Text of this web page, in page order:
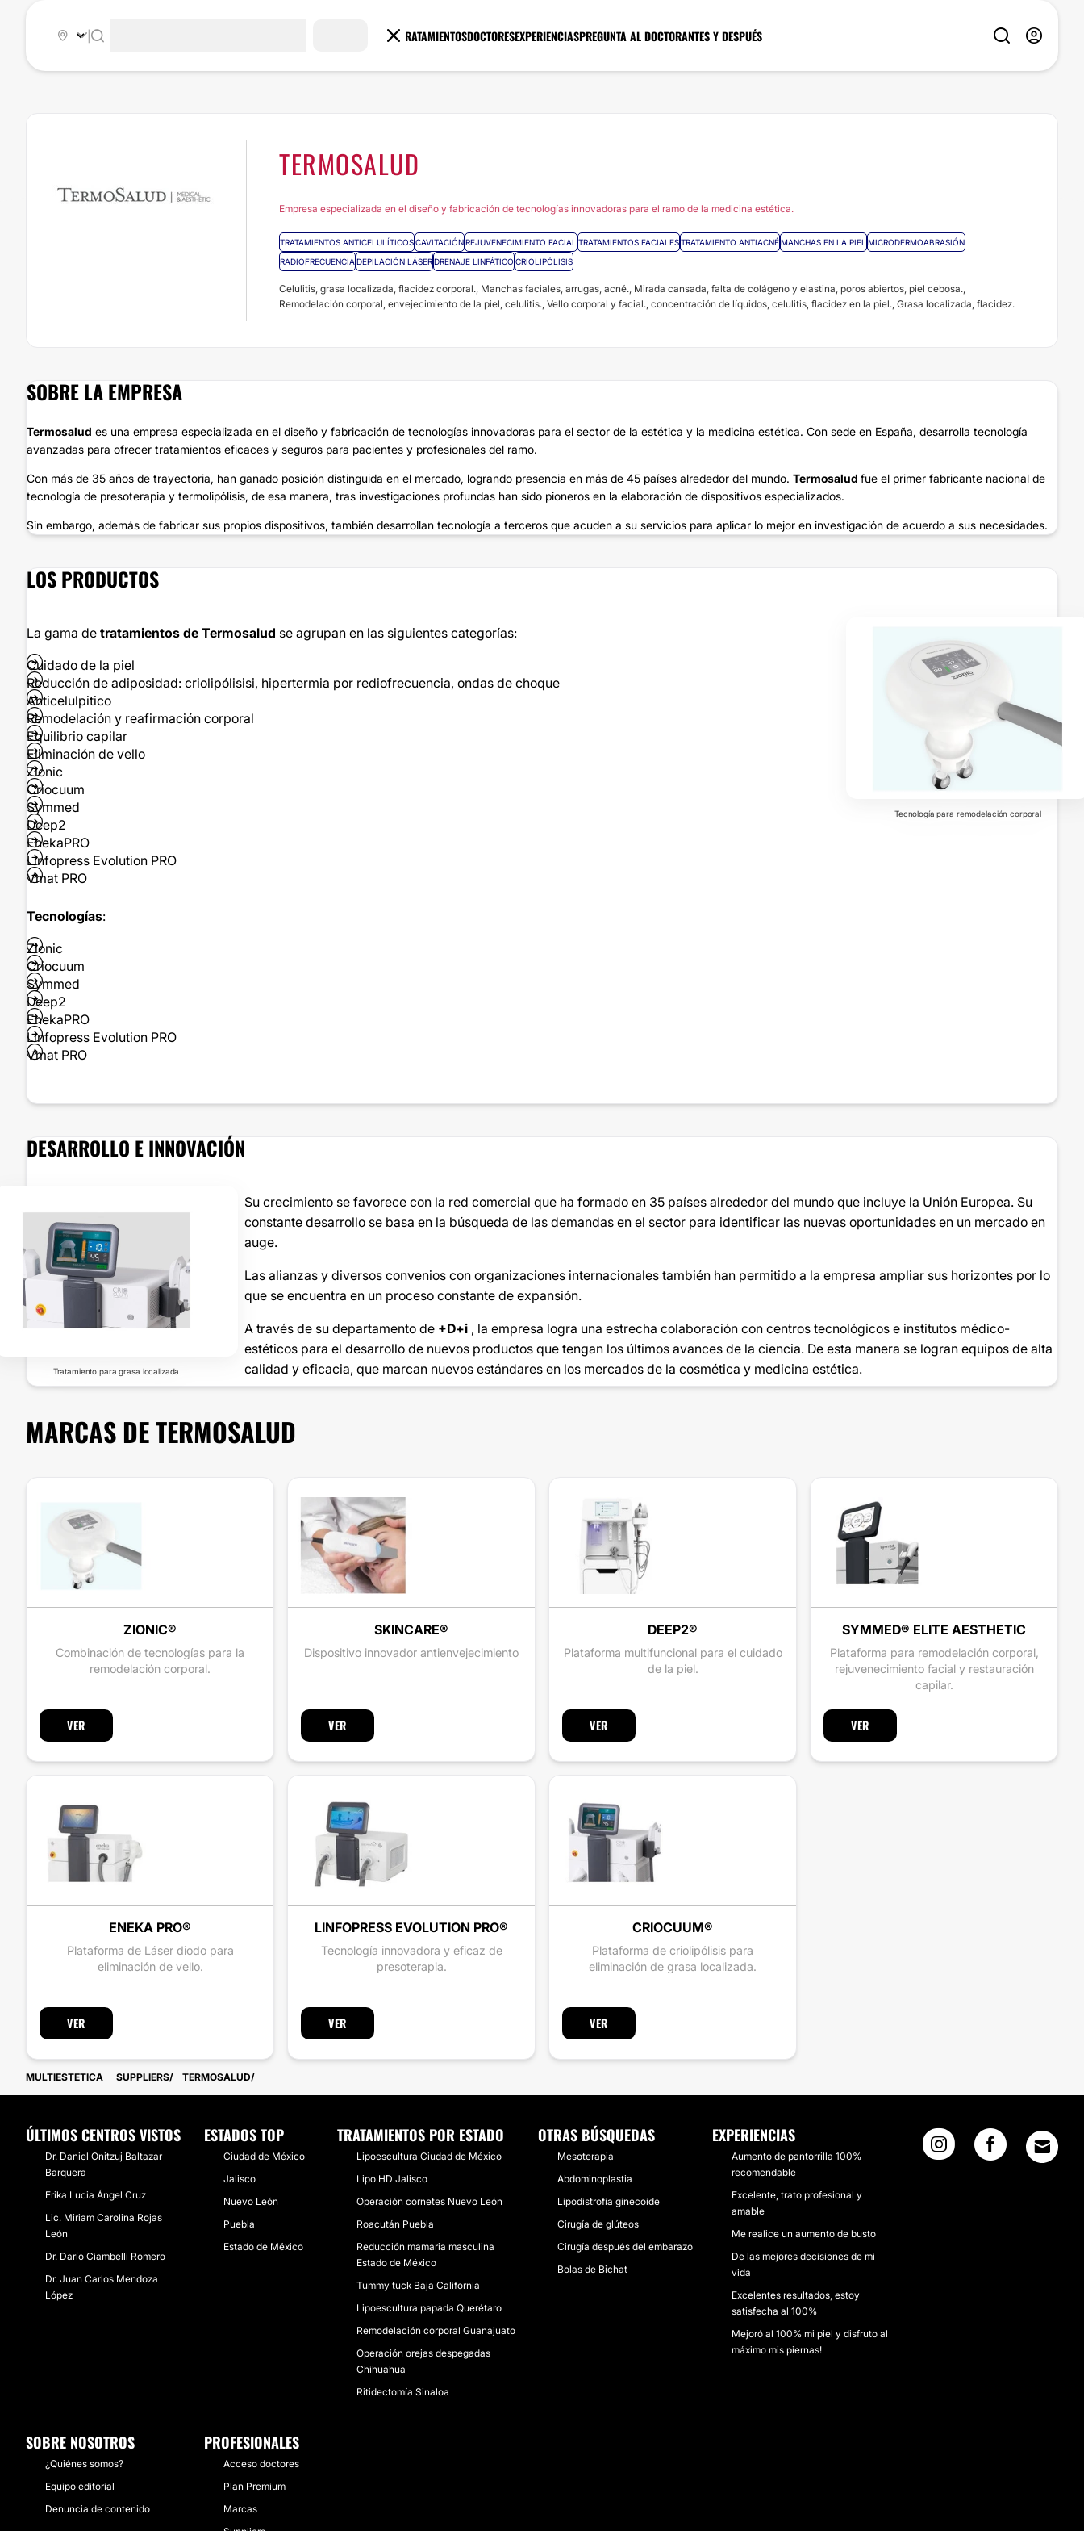
TRATAMIENTOSDOCTORESEXPERIENCIASPREGUNTA AL DOCTORANTES Y DESPUÉS
TERMOSALUD
Empresa especializada en el diseño y fabricación de tecnologías innovadoras para el ramo de la medicina estética.
TRATAMIENTOS ANTICELULÍTICOSCAVITACIÓNREJUVENECIMIENTO FACIAL TRATAMIENTOS FACIALESTRATAMIENTO ANTIACNÉMANCHAS EN LA PIEL MICRODERMOABRASIÓN
RADIOFRECUENCIA DEPILACIÓN LÁSERDRENAJE LINFÁTICO CRIOLIPÓLISIS
Celulitis, grasa localizada, flacidez corporal., Manchas faciales, arrugas, acné., Mirada cansada, falta de colágeno y elastina, poros abiertos, piel cebosa.,
Remodelación corporal, envejecimiento de la piel, celulitis., Vello corporal y facial., concentración de líquidos, celulitis, flacidez en la piel., Grasa localizada, flacidez.
SOBRE LA EMPRESA
Termosalud es una empresa especializada en el diseño y fabricación de tecnologías innovadoras para el sector de la estética y la medicina estética. Con sede en España, desarrolla tecnología
avanzadas para ofrecer tratamientos eficaces y seguros para pacientes y profesionales del ramo.
Con más de 35 años de trayectoria, han ganado posición distinguida en el mercado, logrando presencia en más de 45 países alrededor del mundo. Termosalud fue el primer fabricante nacional de
tecnología de presoterapia y termolipólisis, de esa manera, tras investigaciones profundas han sido pioneros en la elaboración de dispositivos especializados.
Sin embargo, además de fabricar sus propios dispositivos, también desarrollan tecnología a terceros que acuden a su servicios para aplicar lo mejor en investigación de acuerdo a sus necesidades.
LOS PRODUCTOS
Tecnología para remodelación corporal
La gama de tratamientos de Termosalud se agrupan en las siguientes categorías:
Cuidado de la piel
Reducción de adiposidad: criolipólisisi, hipertermia por rediofrecuencia, ondas de choque
Anticelulpitico
Remodelación y reafirmación corporal
Equilibrio capilar
Eliminación de vello
Zionic
Criocuum
Symmed
Deep2
EnekaPRO
Linfopress Evolution PRO
Vmat PRO
Tecnologías:
Zionic
Criocuum
Symmed
Deep2
EnekaPRO
Linfopress Evolution PRO
Vmat PRO
DESARROLLO E INNOVACIÓN
Tratamiento para grasa localizada
Su crecimiento se favorece con la red comercial que ha formado en 35 países alrededor del mundo que incluye la Unión Europea. Su
constante desarrollo se basa en la búsqueda de las demandas en el sector para identificar las nuevas oportunidades en un mercado en
auge.
Las alianzas y diversos convenios con organizaciones internacionales también han permitido a la empresa ampliar sus horizontes por lo
que se encuentra en un proceso constante de expansión.
A través de su departamento de +D+i , la empresa logra una estrecha colaboración con centros tecnológicos e institutos médico-
estéticos para el desarrollo de nuevos productos que tengan los últimos avances de la ciencia. De esta manera se logran equipos de alta
calidad y eficacia, que marcan nuevos estándares en los mercados de la cosmética y medicina estética.
MARCAS DE TERMOSALUD
ZIONIC®
Combinación de tecnologías para la
remodelación corporal.
VER
SKINCARE®
Dispositivo innovador antienvejecimiento
VER
DEEP2®
Plataforma multifuncional para el cuidado
de la piel.
VER
SYMMED® ELITE AESTHETIC
Plataforma para remodelación corporal,
rejuvenecimiento facial y restauración
capilar.
VER
ENEKA PRO®
Plataforma de Láser diodo para
eliminación de vello.
VER
LINFOPRESS EVOLUTION PRO®
Tecnología innovadora y eficaz de
presoterapia.
VER
CRIOCUUM®
Plataforma de criolipólisis para
eliminación de grasa localizada.
VER
MULTIESTETICA SUPPLIERS TERMOSALUD
ÚLTIMOS CENTROS VISTOS
Dr. Daniel Onitzuj Baltazar
Barquera
Erika Lucia Ángel Cruz
Lic. Miriam Carolina Rojas
León
Dr. Darío Ciambelli Romero
Dr. Juan Carlos Mendoza
López
ESTADOS TOP
Ciudad de México
Jalisco
Nuevo León
Puebla
Estado de México
TRATAMIENTOS POR ESTADO
Lipoescultura Ciudad de México
Lipo HD Jalisco
Operación cornetes Nuevo León
Roacután Puebla
Reducción mamaria masculina
Estado de México
Tummy tuck Baja California
Lipoescultura papada Querétaro
Remodelación corporal Guanajuato
Operación orejas despegadas
Chihuahua
Ritidectomía Sinaloa
OTRAS BÚSQUEDAS
Mesoterapia
Abdominoplastia
Lipodistrofia ginecoide
Cirugía de glúteos
Cirugía después del embarazo
Bolas de Bichat
EXPERIENCIAS
Aumento de pantorrilla 100%
recomendable
Excelente, trato profesional y
amable
Me realice un aumento de busto
De las mejores decisiones de mi
vida
Excelentes resultados, estoy
satisfecha al 100%
Mejoró al 100% mi piel y disfruto al
máximo mis piernas!
SOBRE NOSOTROS
¿Quiénes somos?
Equipo editorial
Denuncia de contenido
PROFESIONALES
Acceso doctores
Plan Premium
Marcas